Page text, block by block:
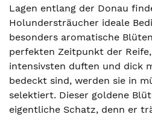
Lagen entlang der Donau
Holundersträucher ideale
besonders aromatische
perfekten Zeitpunkt der
intensivsten duften und dick
bedeckt sind, werden sie in
selektiert. Dieser goldene
eigentliche Schatz, denn er